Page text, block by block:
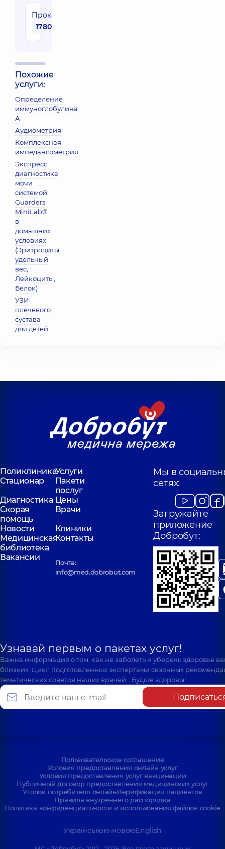
Прокальцитонин
1780 грн
Похожие
услуги:
Определение
иммуноглобулина
А
Аудиометрия
Комплексная
импедансометрия
Экспресс
диагностика
мочи
системой
Guarders
MiniLab®
в
домашних
условиях
(Эритроциты,
удельный
вес,
Лейкоциты,
Белок)
УЗИ
плечевого
сустава
для детей
ПоликлиникаУслуги
Стационар
Пакети
послуг
Диагностика Цены
Скорая
помощь
Врачи
Новости
Клиники
Медицинская
библиотека
Контакты
Вакансии
Почта:
info@med.dobrobut.com
Мы в
сетях:
Загружайте
приложение
Добробут:
Узнавай первым о пакетах услуг!
Важна информация о том, как не заболеть и уберечь здоровье
близких. Цикл подготовленных экспертами сезонных
тематических советов наших врачей… Будьте здоровы!
Пользовательское соглашение
Условия предоставления онлайн услуг
Условия предоставления услуг вакцинации
Публичный договор предоставления медицинских услуг
Уголок потребителя онлайнВерификация пациентов
Правила внутреннего распорядка
Политика конфиденциальности и использования файлов cookie
Українською мовоюEnglish